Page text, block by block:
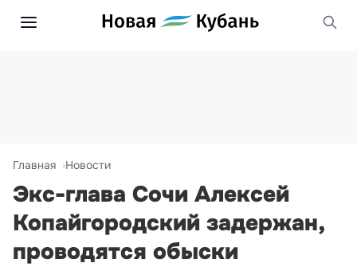
Главная Новости
Экс-глава Сочи Алексей
Копайгородский задержан,
проводятся обыски